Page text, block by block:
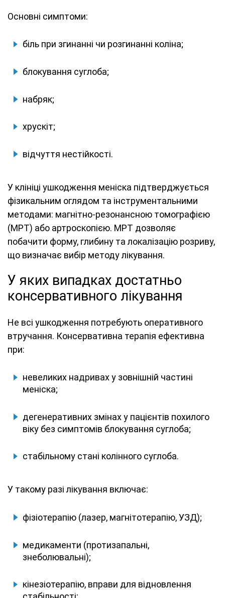
Основні симптоми:
біль при згинанні чи розгинанні коліна;
блокування суглоба;
набряк;
хрускіт;
відчуття нестійкості.
У клініці ушкодження меніска підтверджується
фізикальним оглядом та інструментальними
методами: магнітно-резонансною томографією
(МРТ) або артроскопією. МРТ дозволяє
побачити форму, глибину та локалізацію розриву,
що визначає вибір методу лікування.
У яких випадках достатньо
консервативного лікування
Не всі ушкодження потребують оперативного
втручання. Консервативна терапія ефективна
при:
невеликих надривах у зовнішній частині
меніска;
дегенеративних змінах у пацієнтів похилого
віку без симптомів блокування суглоба;
стабільному стані колінного суглоба.
У такому разі лікування включає:
фізіотерапію (лазер, магнітотерапію, УЗД);
медикаменти (протизапальні,
знеболювальні);
кінезіотерапію, вправи для відновлення